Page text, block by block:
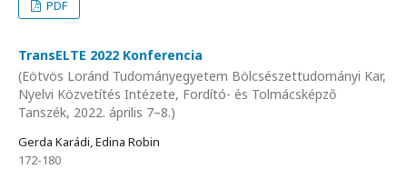
PDF
TransELTE 2022 Konferencia
(Eötvös Loránd Tudományegyetem Bölcsészettudományi Kar,
Nyelvi Közvetítés Intézete, Fordító- és Tolmácsképző
Tanszék, 2022. április 7–8.)
Gerda Karádi, Edina Robin
172-180